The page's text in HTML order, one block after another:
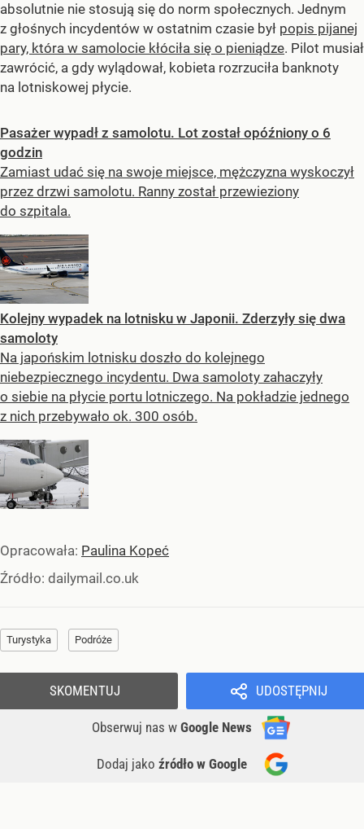
absolutnie nie stosują się do norm społecznych. Jednym
z głośnych incydentów w ostatnim czasie był popis pijanej
pary, która w samolocie kłóciła się o pieniądze. Pilot musiał
zawrócić, a gdy wylądował, kobieta rozrzuciła banknoty
na lotniskowej płycie.
Pasażer wypadł z samolotu. Lot został opóźniony o 6
godzin
Zamiast udać się na swoje miejsce, mężczyzna wyskoczył
przez drzwi samolotu. Ranny został przewieziony
do szpitala.
Kolejny wypadek na lotnisku w Japonii. Zderzyły się dwa
samoloty
Na japońskim lotnisku doszło do kolejnego
niebezpiecznego incydentu. Dwa samoloty zahaczyły
o siebie na płycie portu lotniczego. Na pokładzie jednego
z nich przebywało ok. 300 osób.
Opracowała: Paulina Kopeć
Źródło: dailymail.co.uk
Turystyka Podróże
UDOSTĘPNIJ
Obserwuj nas w Google News
Dodaj jako źródło w Google
SKOMENTUJ